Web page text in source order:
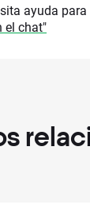
ayuda
el chat"